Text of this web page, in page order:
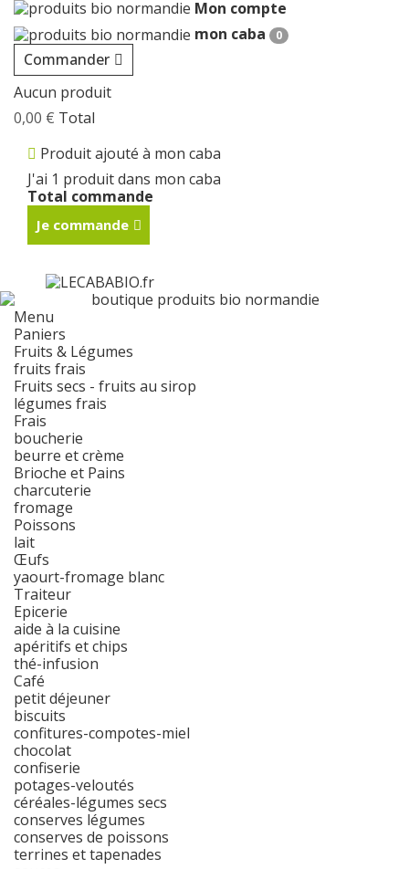
Mon compte
mon caba
0
Commander
Aucun produit
0,00 € Total
Produit ajouté à mon caba
J'ai 1 produit dans mon caba
Total commande
Je commande
Menu
Paniers
Fruits & Légumes
fruits frais
Fruits secs - fruits au sirop
légumes frais
Frais
boucherie
beurre et crème
Brioche et Pains
charcuterie
fromage
Poissons
lait
Œufs
yaourt-fromage blanc
Traiteur
Epicerie
aide à la cuisine
apéritifs et chips
thé-infusion
Café
petit déjeuner
biscuits
confitures-compotes-miel
chocolat
confiserie
potages-veloutés
céréales-légumes secs
conserves légumes
conserves de poissons
terrines et tapenades